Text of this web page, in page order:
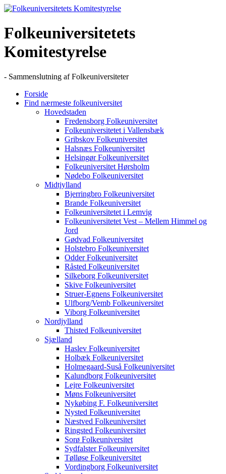
Skip
content
Folkeuniversitetets
Komitestyrelse
- Sammenslutning af Folkeuniversiteter
Forside
Find nærmeste folkeuniversitet
Hovedstaden
Fredensborg Folkeuniversitet
Folkeuniversitetet i Vallensbæk
Gribskov Folkeuniversitet
Halsnæs Folkeuniversitet
Helsingør Folkeuniversitet
Folkeuniversitet Hørsholm
Nødebo Folkeuniversitet
Midtjylland
Bjerringbro Folkeuniversitet
Brande Folkeuniversitet
Folkeuniversitetet i Lemvig
Folkeuniversitetet Vest – Mellem Himmel og
Jord
Gødvad Folkeuniversitet
Holstebro Folkeuniversitet
Odder Folkeuniversitet
Råsted Folkeuniversitet
Silkeborg Folkeuniversitet
Skive Folkeuniversitet
Struer-Egnens Folkeuniversitet
Ulfborg/Vemb Folkeuniversitet
Viborg Folkeuniversitet
Nordjylland
Thisted Folkeuniversitet
Sjælland
Haslev Folkeuniversitet
Holbæk Folkeuniversitet
Holmegaard-Suså Folkeuniversitet
Kalundborg Folkeuniversitet
Lejre Folkeuniversitet
Møns Folkeuniversitet
Nykøbing F. Folkeuniversitet
Nysted Folkeuniversitet
Næstved Folkeuniversitet
Ringsted Folkeuniversitet
Sorø Folkeuniversitet
Sydfalster Folkeuniversitet
Tølløse Folkeuniversitet
Vordingborg Folkeuniversitet